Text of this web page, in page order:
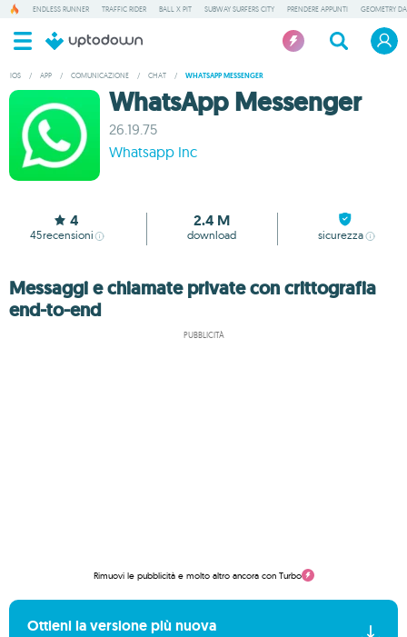
ENDLESS RUNNER TRAFFIC RIDER BALL X PIT SUBWAY SURFERS CITY PRENDERE APPUNTI GEOMETRY
IOS / APP / COMUNICAZIONE / CHAT / WHATSAPP MESSENGER
WhatsApp Messenger
26.19.75
Whatsapp Inc
4
45recensioni
2.4 M
download sicurezza
Messaggi e chiamate private con crittografia
end-to-end
PUBBLICITÀ
Rimuovi le pubblicità e molto altro ancora con Turbo
Ottieni la versione più nuova